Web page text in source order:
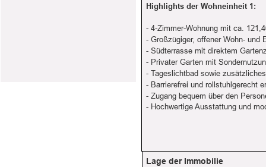
Lage der Immobilie
Highlights der Wohneinheit 1:
- 4-Zimmer-Wohnung mit ca.
- Großzügiger, offener Wohn- und
- Südterrasse mit direktem
- Privater Garten mit
- Tageslichtbad sowie
- Barrierefrei und rollstuhlgerecht
- Zugang bequem über den
- Hochwertige Ausstattung und